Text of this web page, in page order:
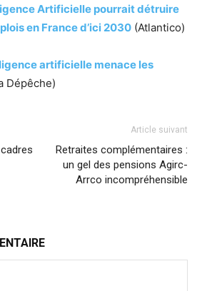
Artificielle pourrait détruire
en France d’ici 2030 (Atlantico)
artificielle menace les
Dépêche)
Article suivant
Retraites complémentaires :
un gel des pensions Agirc-
Arrco incompréhensible